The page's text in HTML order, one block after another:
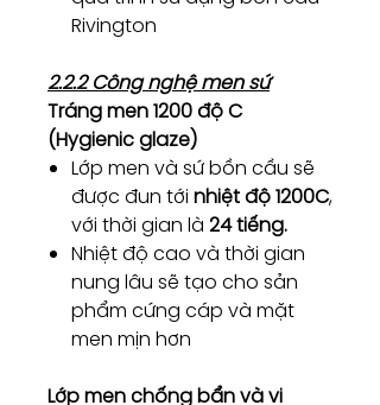
Rivington
2.2.2 Công nghệ men sứ
Tráng men 1200 độ C
(Hygienic glaze)
Lớp men và sứ bồn cầu sẽ
được đun tới nhiệt độ 1200C,
với thời gian là 24 tiếng.
Nhiệt độ cao và thời gian
nung lâu sẽ tạo cho sản
phẩm cứng cáp và mặt
men mịn hơn
Lớp men chống bẩn và vi